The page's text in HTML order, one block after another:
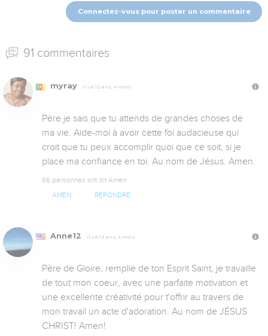
Connectez-vous pour poster un commentaire
91 commentaires
myray Il y a 12 ans, 4 mois
Père je sais que tu attends de grandes choses de
ma vie. Aide-moi à avoir cette foi audacieuse qui
croit que tu peux accomplir quoi que ce soit, si je
place ma confiance en toi. Au nom de Jésus. Amen.
86 personnes ont dit Amen
AMEN RÉPONDRE
Anne12 Il y a 12 ans, 4 mois
Père de Gloire, remplie de ton Esprit Saint, je travaille
de tout mon coeur, avec une parfaite motivation et
une excellente créativité pour t'offrir au travers de
mon travail un acte d'adoration. Au nom de JÉSUS
CHRIST! Amen!